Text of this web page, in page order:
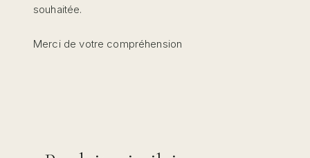
souhaitée.
Merci de votre compréhension